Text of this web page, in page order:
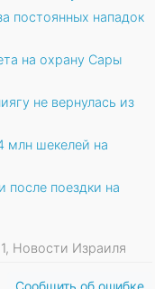
постоянных нападок
на охрану Сары
не вернулась из
млн шекелей на
после поездки на
Новости Израиля
Сообщить об ошибке